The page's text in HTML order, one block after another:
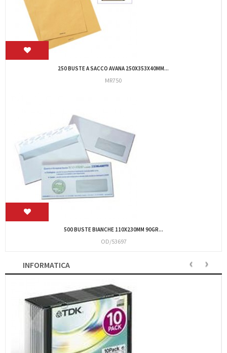
CF.25 BS.BIANCHE 11X23 C/FIN. C/STRIP...
OD/32075
00758 CF.10 BUSTE AVANA 19X26...
BL578
INFORMATICA ‹ ›